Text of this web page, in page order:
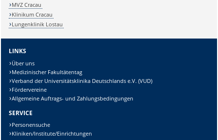
MVZ Cracau
Klinikum Cracau
Lungenklinik Lostau
LINKS
Über uns
Medizinischer Fakultätentag
Verband der Universitätsklinika Deutschlands e.V. (VUD)
Fördervereine
Allgemeine Auftrags- und Zahlungsbedingungen
SERVICE
Personensuche
Kliniken/Institute/Einrichtungen